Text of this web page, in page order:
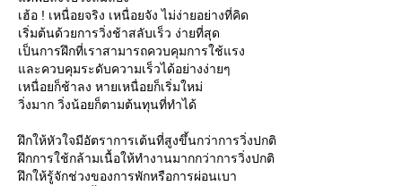
เฮ้อ ! เหนื่อยจริง เหนื่อยจัง ไม่ง่ายอย่างที่คิด
เริ่มต้นด้วยการวิ่งช้าสลับเร็ว ง่ายที่สุด
เป็นการฝึกที่เราสามารถควบคุมการใช้แรง
ละควบคุมระดับความเร็วได้อย่างง่ายๆ
เหนื่อยก็ช้าลง หายเหนื่อยก็เริ่มใหม่
วิ่งมาก วิ่งน้อยก็ตามต้นทุนที่ทำได้
ฝึกให้หัวใจมีอัตราการเต้นที่สูงขึ้นกว่าการวิ่งปกติ
ฝึกการใช้กล้ามเนื้อให้ทำงานมากกว่าการวิ่งปกติ
ฝึกให้รู้จักช่วงของการพักหรือการผ่อนเบา